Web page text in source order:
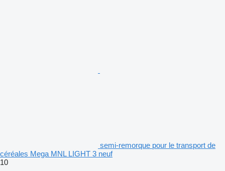
semi-remorque pour le transport de
céréales Mega MNL LIGHT 3 neuf
10